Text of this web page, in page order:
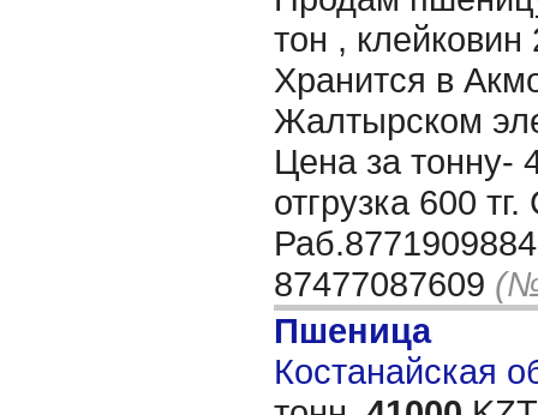
тон ,
Хранится в
Жалтырском
Цена за тонну-
отгрузка 600
87477087609
Пшеница
Костанайская